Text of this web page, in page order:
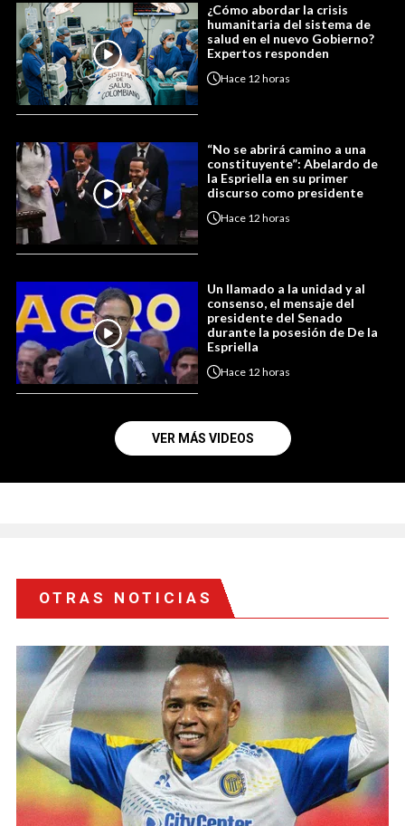
¿Cómo abordar la crisis
humanitaria del sistema de
salud en el nuevo Gobierno?
Expertos responden
Hace 12 horas
“No se abrirá camino a una
constituyente”: Abelardo de
la Espriella en su primer
discurso como presidente
Hace 12 horas
Un llamado a la unidad y al
consenso, el mensaje del
presidente del Senado
durante la posesión de De la
Espriella
Hace 12 horas
VER MÁS VIDEOS
OTRAS NOTICIAS